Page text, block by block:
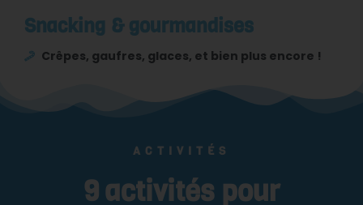
Snacking & gourmandises
Crêpes, gaufres, glaces, et bien plus encore !
ACTIVITÉS
9 activités pour